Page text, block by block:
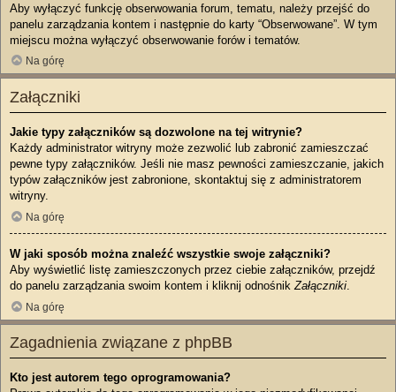
Aby wyłączyć funkcję obserwowania forum, tematu, należy przejść do
panelu zarządzania kontem i następnie do karty “Obserwowane”. W tym
miejscu można wyłączyć obserwowanie forów i tematów.
Na górę
Załączniki
Jakie typy załączników są dozwolone na tej witrynie?
Każdy administrator witryny może zezwolić lub zabronić zamieszczać
pewne typy załączników. Jeśli nie masz pewności zamieszczanie, jakich
typów załączników jest zabronione, skontaktuj się z administratorem
witryny.
Na górę
W jaki sposób można znaleźć wszystkie swoje załączniki?
Aby wyświetlić listę zamieszczonych przez ciebie załączników, przejdź
do panelu zarządzania swoim kontem i kliknij odnośnikZałączniki.
Na górę
Zagadnienia związane z phpBB
Kto jest autorem tego oprogramowania?